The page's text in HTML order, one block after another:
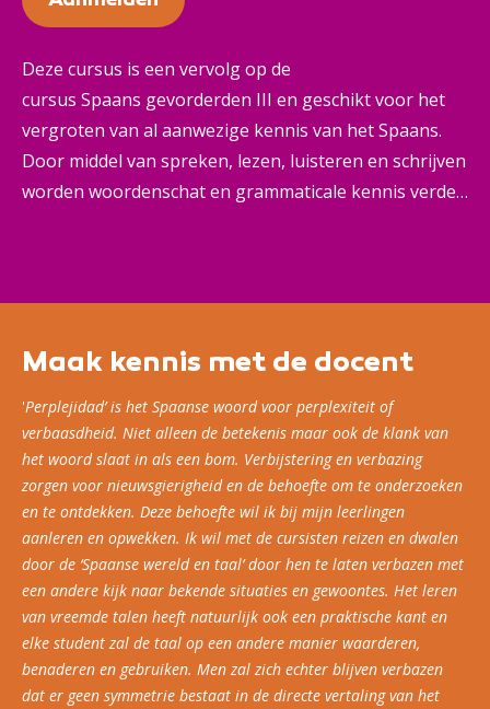
Deze cursus is een vervolg op de
cursus Spaans gevorderden III en geschikt voor het
vergroten van al aanwezige kennis van het Spaans.
Door middel van spreken, lezen, luisteren en schrijven
worden woordenschat en grammaticale kennis verder
Maak kennis met de docent
'Perplejidad’ is het Spaanse woord voor perplexiteit of
verbaasdheid. Niet alleen de betekenis maar ook de klank van
het woord slaat in als een bom. Verbijstering en verbazing
zorgen voor nieuwsgierigheid en de behoefte om te onderzoeken
en te ontdekken. Deze behoefte wil ik bij mijn leerlingen
aanleren en opwekken. Ik wil met de cursisten reizen en dwalen
door de ‘Spaanse wereld en taal’ door hen te laten verbazen met
een andere kijk naar bekende situaties en gewoontes. Het leren
van vreemde talen heeft natuurlijk ook een praktische kant en
elke student zal de taal op een andere manier waarderen,
benaderen en gebruiken. Men zal zich echter blijven verbazen
dat er geen symmetrie bestaat in de directe vertaling van het